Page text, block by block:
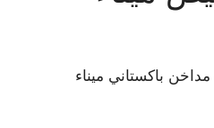
باكستاني ميناء